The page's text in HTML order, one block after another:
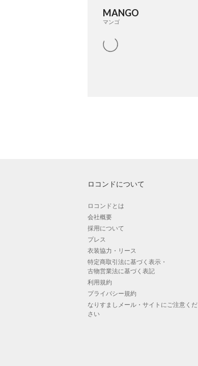
MANGO
マンゴ
ロコンドについて
ロコンドとは
会社概要
採用について
プレス
衣装協力・リース
特定商取引法に基づく表示・
古物営業法に基づく表記
利用規約
プライバシー規約
なりすましメール・サイトにご注意くだ
さい